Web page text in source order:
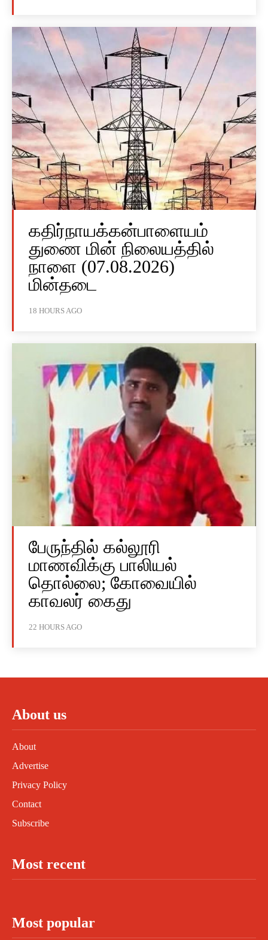
கதிர்நாயக்கன்பாளையம்
துணை மின் நிலையத்தில்
நாளை (07.08.2026)
மின்தடை
18 HOURS AGO
பேருந்தில் கல்லூரி
மாணவிக்கு பாலியல்
தொல்லை; கோவையில்
காவலர் கைது
22 HOURS AGO
About us
About
Advertise
Privacy Policy
Contact
Subscribe
Most recent
Most popular